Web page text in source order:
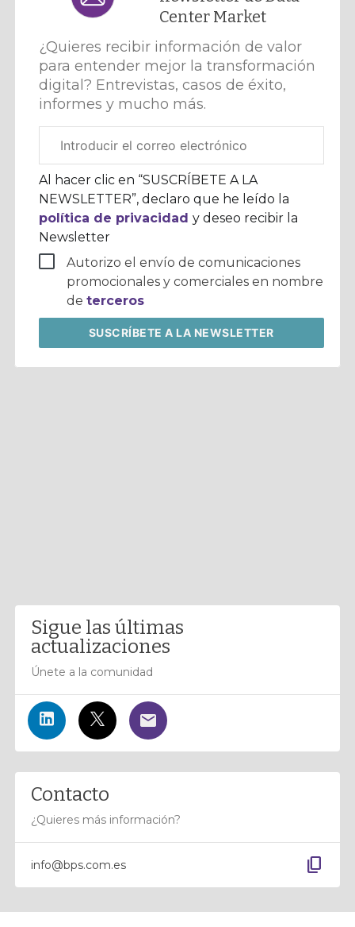
Center Market
¿Quieres recibir información de valor
para entender mejor la transformación
digital? Entrevistas, casos de éxito,
informes y mucho más.
electrónico
corporativo
Al hacer clic en “SUSCRÍBETE A LA
NEWSLETTER”, declaro que he leído la
política de privacidady deseo recibir la
Newsletter
Autorizo el envío de comunicaciones
promocionales y comerciales en nombre
deterceros
SUSCRÍBETEA LA NEWSLETTER
Sigue las últimas
actualizaciones
Únete a la comunidad
Contacto
¿Quieres más información?
info@bps.com.es content_copy